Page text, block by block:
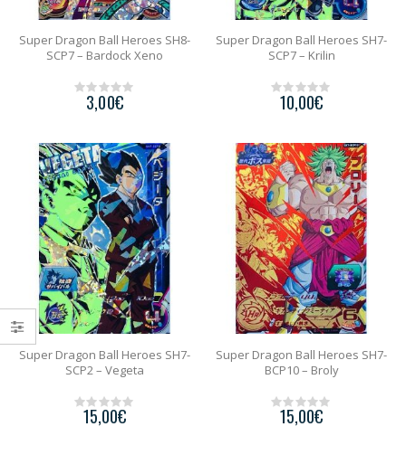
Super Dragon Ball Heroes SH8-
SCP7 – Bardock Xeno
t
o
f
5
3,00€
Super Dragon Ball Heroes SH7-
SCP7 – Krilin
t
o
f
5
10,00€
Super Dragon Ball Heroes SH7-
SCP2 – Vegeta
15,00€
Super Dragon Ball Heroes SH7-
BCP10 – Broly
15,00€